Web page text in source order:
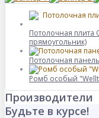
Потолочная плита
прямоугольник)
Потолочная
Ромб особый
Производители
Будьте в курсе!